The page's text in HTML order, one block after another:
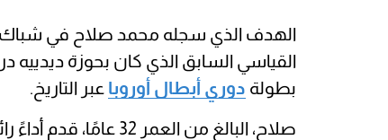
الهدف الذي سجله محمد صلاح في شباك
القياسي السابق الذي كان بحوزة ديدييه
بطولة دوري أبطال أوروبا عبر التاريخ.
صلاح، البالغ من